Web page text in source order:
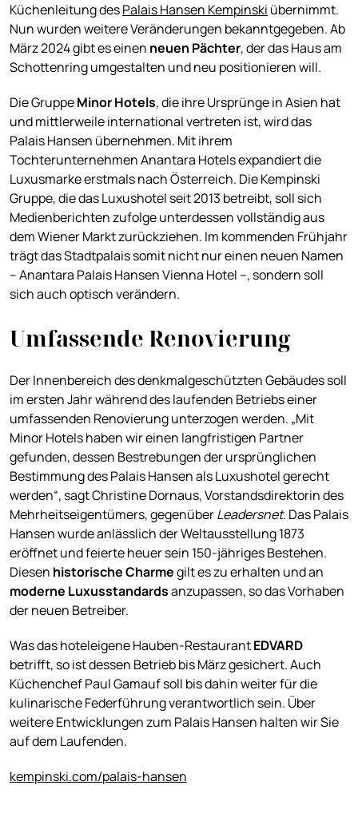
Küchenleitung desPalais Hansen Kempinski übernimmt.
Nun wurden weitere Veränderungen bekanntgegeben. Ab
März 2024 gibt es einen neuen Pächter, der das Haus am
Schottenring umgestalten und neu positionieren will.
Die GruppeMinor Hotels, die ihre Ursprünge in Asien hat
und mittlerweile international vertreten ist, wird das
Palais Hansen übernehmen. Mit ihrem
Tochterunternehmen Anantara Hotels expandiert die
Luxusmarke erstmals nach Österreich. Die Kempinski
Gruppe, die das Luxushotel seit 2013 betreibt, soll sich
Medienberichten zufolge unterdessen vollständig aus
dem Wiener Markt zurückziehen. Im kommenden Frühjahr
trägt das Stadtpalais somit nicht nur einen neuen Namen
– Anantara Palais Hansen Vienna Hotel –, sondern soll
sich auch optisch verändern.
Umfassende Renovierung
Der Innenbereich des denkmalgeschützten Gebäudes soll
im ersten Jahr während des laufenden Betriebs einer
umfassenden Renovierung unterzogen werden. „Mit
Minor Hotels haben wir einen langfristigen Partner
gefunden, dessen Bestrebungen der ursprünglichen
Bestimmung des Palais Hansen als Luxushotel gerecht
werden“, sagt Christine Dornaus, Vorstandsdirektorin des
Mehrheitseigentümers, gegenüberLeadersnet. Das Palais
Hansen wurde anlässlich der Weltausstellung 1873
eröffnet und feierte heuer sein 150-jähriges Bestehen.
Diesen historische Charmegilt es zu erhalten und an
moderne Luxusstandardsanzupassen, so das Vorhaben
der neuen Betreiber.
Was das hoteleigene Hauben-RestaurantEDVARD
betrifft, so ist dessen Betrieb bis März gesichert. Auch
Küchenchef Paul Gamauf soll bis dahin weiter für die
kulinarische Federführung verantwortlich sein. Über
weitere Entwicklungen zum Palais Hansen halten wir Sie
auf dem Laufenden.
kempinski.com/palais-hansen